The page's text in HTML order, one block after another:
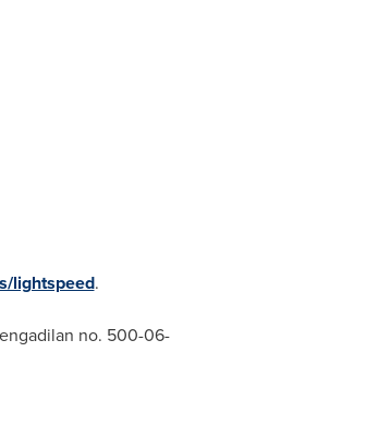
lightspeed.
no. 500-06-